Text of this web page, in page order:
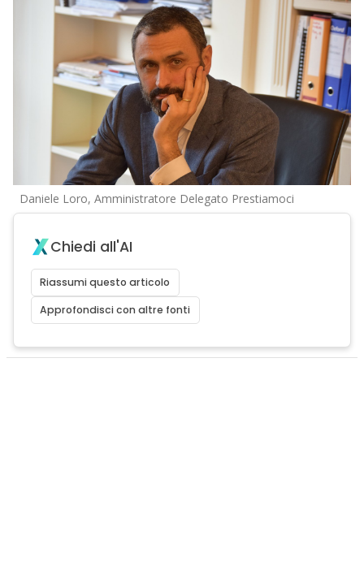
Daniele Loro, Amministratore Delegato Prestiamoci
Chiedi all'AI
Riassumi questo articolo
Approfondisci con altre fonti